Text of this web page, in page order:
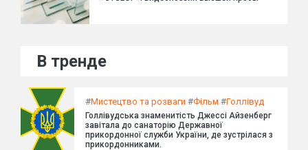
В тренде
#Мистецтво та розваги #Фільм #Голлівуд
Голлівудська знаменитість Джессі Айзенберг
завітала до санаторію Державної
прикордонної служби України, де зустрілася з
прикордонниками.